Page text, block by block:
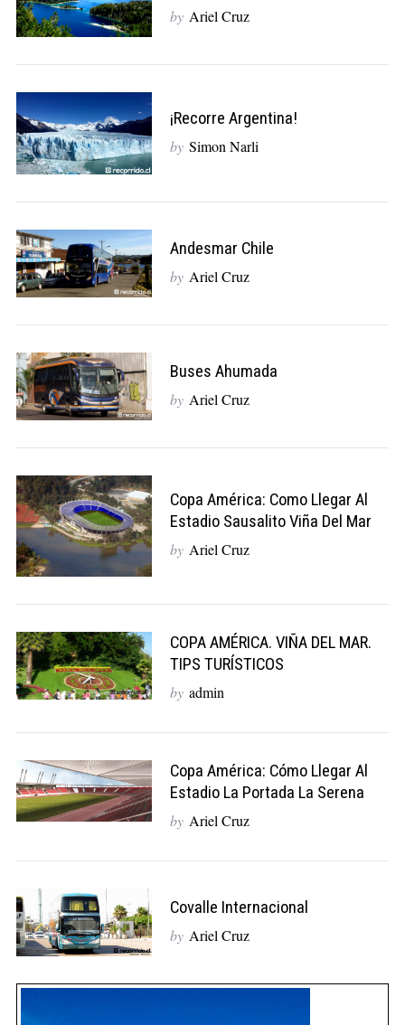
by Ariel Cruz
¡Recorre Argentina!
by Simon Narli
Andesmar Chile
by Ariel Cruz
Buses Ahumada
by Ariel Cruz
Copa América: Como Llegar Al
Estadio Sausalito Viña Del Mar
by Ariel Cruz
COPA AMÉRICA. VIÑA DEL MAR.
TIPS TURÍSTICOS
by admin
Copa América: Cómo Llegar Al
Estadio La Portada La Serena
by Ariel Cruz
Covalle Internacional
by Ariel Cruz
r
c
h
f